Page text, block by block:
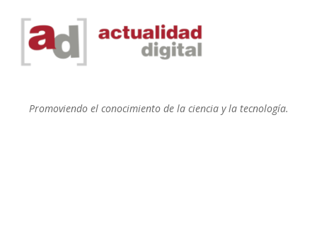
Promoviendo el conocimiento de la ciencia y la tecnología.